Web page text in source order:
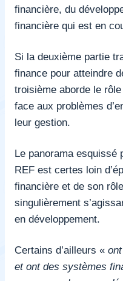
financière, du
financière qui est en
Si la deuxième partie
finance pour atteindre
troisième aborde le
face aux problèmes
leur gestion.
Le panorama esquissé
REF est certes loin
financière et de son
singulièrement
en développement.
Certains d’ailleurs «
et ont des systèmes